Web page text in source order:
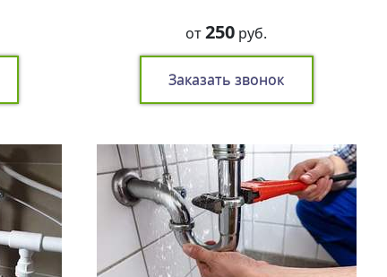
от250 руб.
Заказать звонок